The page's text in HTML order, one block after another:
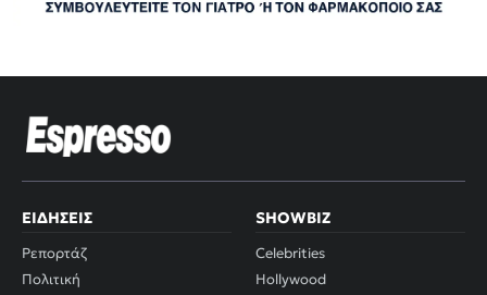
ΕΙΔΉΣΕΙΣ
Ρεπορτάζ
Πολιτική
SHOWBIZ
Celebrities
Hollywood